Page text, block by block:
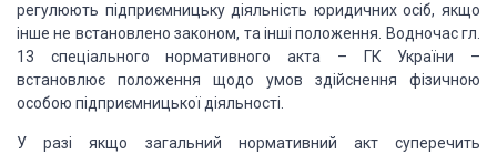
регулюють підприємницьку діяльність юридичних осіб, якщо
інше не встановлено законом, та інші положення. Водночас гл.
13 спеціального нормативного акта – ГК України –
встановлює положення щодо умов здійснення фізичною
особою підприємницької діяльності.
У разі якщо загальний нормативний акт суперечить